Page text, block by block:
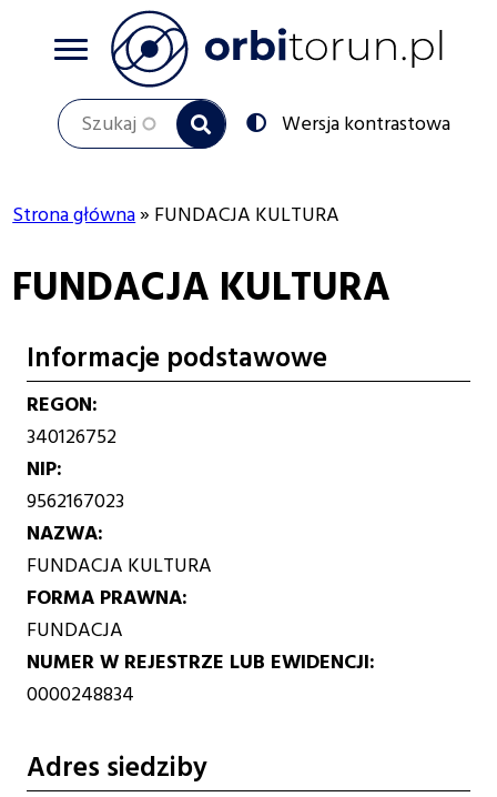
Szukaj
Przełącz
na:
Wersja kontrastowa
nawigacyjna
Strona główna FUNDACJA KULTURA
FUNDACJA KULTURA
Informacje podstawowe
REGON
340126752
NIP
9562167023
NAZWA
FUNDACJA KULTURA
FORMA PRAWNA
FUNDACJA
NUMER W REJESTRZE LUB EWIDENCJI
0000248834
Adres siedziby